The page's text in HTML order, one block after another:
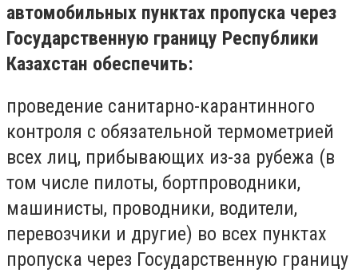
автомобильных пунктах пропуска через
Государственную границу Республики
Казахстан обеспечить:
проведение санитарно-карантинного
контроля с обязательной термометрией
всех лиц, прибывающих из-за рубежа (в
том числе пилоты, бортпроводники,
машинисты, проводники, водители,
перевозчики и другие) во всех пунктах
пропуска через Государственную границу